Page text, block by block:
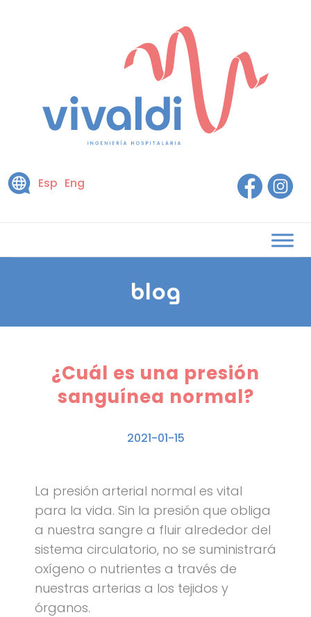
Esp Eng
blog
¿Cuál es una presión
sanguínea normal?
2021-01-15
La presión arterial normal es vital
para la vida. Sin la presión que obliga
a nuestra sangre a fluir alrededor del
sistema circulatorio, no se suministrará
oxígeno o nutrientes a través de
nuestras arterias a los tejidos y
órganos.